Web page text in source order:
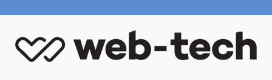
content